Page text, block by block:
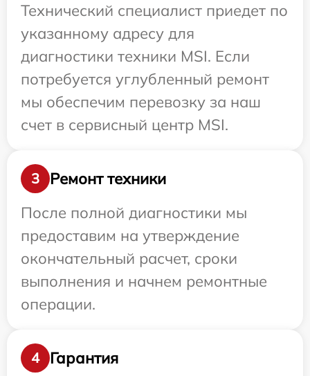
Технический специалист приедет по
указанному адресу для
диагностики техники MSI. Если
потребуется углубленный ремонт
мы обеспечим перевозку за наш
счет в сервисный центр MSI.
3
Ремонт техники
После полной диагностики мы
предоставим на утверждение
окончательный расчет, сроки
выполнения и начнем ремонтные
операции.
4 Гарантия